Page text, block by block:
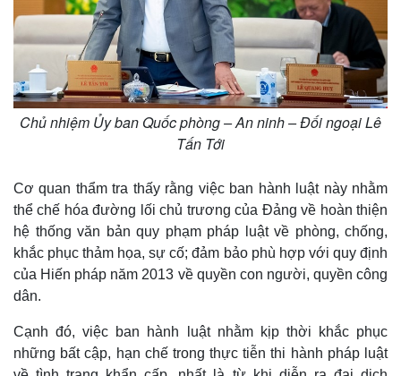
Chủ nhiệm Ủy ban Quốc phòng – An ninh – Đối ngoại Lê
Tấn Tới
Cơ quan thẩm tra thấy rằng việc ban hành luật này nhằm
thể chế hóa đường lối chủ trương của Đảng về hoàn thiện
hệ thống văn bản quy phạm pháp luật về phòng, chống,
khắc phục thảm họa, sự cố; đảm bảo phù hợp với quy định
của Hiến pháp năm 2013 về quyền con người, quyền công
dân.
Cạnh đó, việc ban hành luật nhằm kịp thời khắc phục
những bất cập, hạn chế trong thực tiễn thi hành pháp luật